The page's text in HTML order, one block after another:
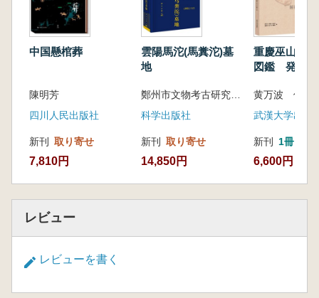
获;但不是浮光掠影地介绍考古新知,而是借由墓
葬遗址讲述古代中国的历史;跨越时空、地域和
族群,发起中国人“寻根”的邀请函。同时,《厚土无
疆》也是一部文明交流与互鉴的佳作,它生动呈
域文化间的联通和相互影响,由此中华文明始终
充满发展的可能性。涉及的十二座墓葬遗址多设
品,亦可作为深度游览博物馆的推荐阅读图书。
紀元前221年、秦が空前の大一統を実現する
以前の3000年間は、中国「五千年文明史」の
で受け継がれてきた中国独自の文化要素の基盤
中国懸棺葬
陳明芳
四川人民出版社
新刊 取り寄せ
7,810円
雲陽馬沱(馬糞沱)墓
地
鄭州市文物考古研究院 雲陽県文物保護管理所 編著
科学出版社
新刊 取り寄せ
14,850円
重慶巫山龍
図鑑 発現・
黄万波 侯亜
武漢大学出版
新刊 1冊
6,600円
レビュー
レビューを書く